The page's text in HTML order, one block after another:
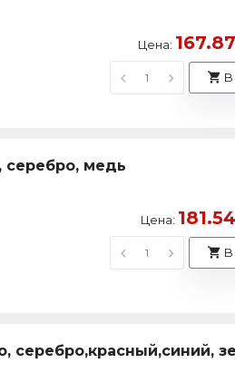
Цена: 167.87
В
серебро, медь
Цена: 181.54
В
серебро,красный,синий,